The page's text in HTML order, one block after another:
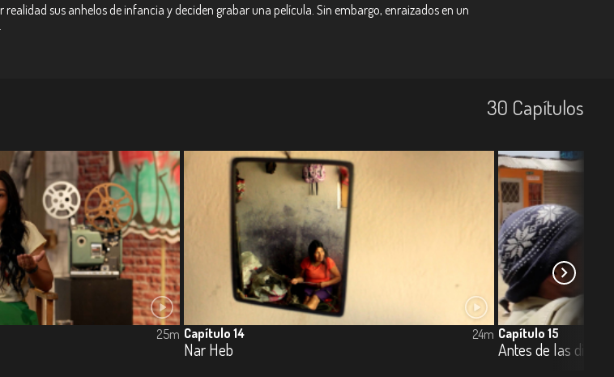
sus anhelos de infancia y deciden grabar una película. Sin embargo, enraizados en un
30 Capí­tulos
25m Capítulo 14
Nar Heb
24m Capítulo 15
Antes de las diez